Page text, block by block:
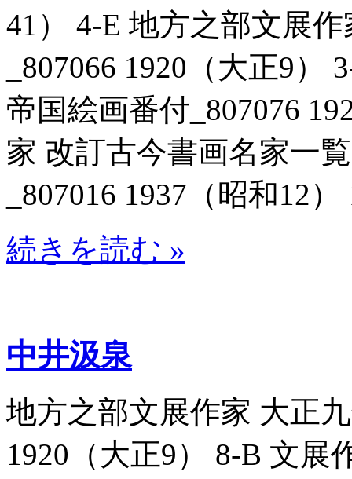
41） 4-E 地方之部文展
_807066 1920（大正9
帝国絵画番付_807076
家 改訂古今書画名家一
_807016 1937（昭和12）
続きを読む »
中井汲泉
地方之部文展作家 大正
1920（大正9） 8-B 文展